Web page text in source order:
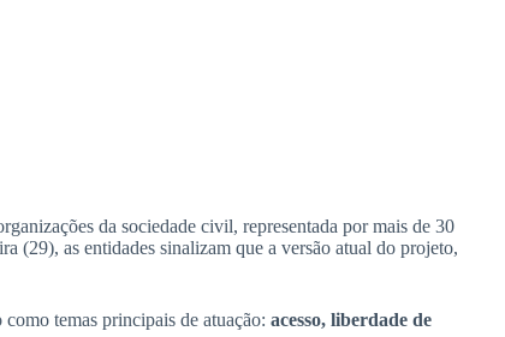
da sociedade civil, representada por mais de 30
(29), as entidades sinalizam que a versão atual do projeto,
temas principais de atuação: acesso, liberdade de